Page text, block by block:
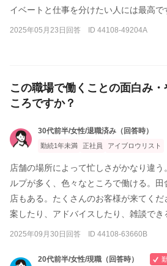
イベートと仕事を分けたい人には最高で
2025年05月23日回答 ID 44108-49204A
この職場で働くことの面白み
ころですか？
30代前半/女性/退職済み（回答時）
勤続1年未満 正社員 アイブロウリスト
店舗の場所によって忙しさがかなり違
ルプが多く、色々なところで働ける。
店もある。たくさんのお客様が来てく
案したり、アドバイスしたり、雑談でき
2025年09月30日回答 ID 44108-63660B
20代前半/女性/現職（回答時）